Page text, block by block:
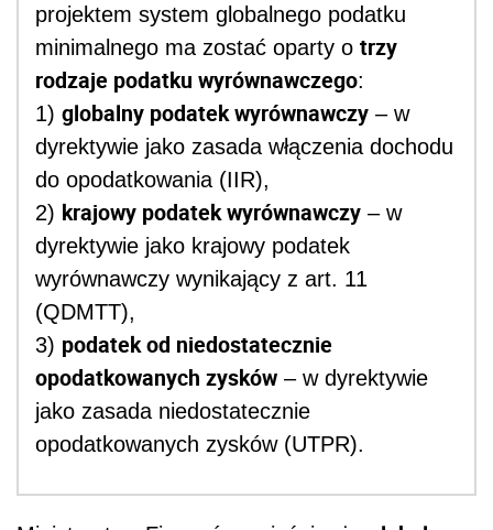
projektem system globalnego podatku
minimalnego ma zostać oparty o trzy
rodzaje podatku wyrównawczego:
1) globalny podatek wyrównawczy – w
dyrektywie jako zasada włączenia dochodu
do opodatkowania (IIR),
2) krajowy podatek wyrównawczy – w
dyrektywie jako krajowy podatek
wyrównawczy wynikający z art. 11
(QDMTT),
3) podatek od niedostatecznie
opodatkowanych zysków – w dyrektywie
jako zasada niedostatecznie
opodatkowanych zysków (UTPR).